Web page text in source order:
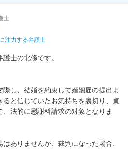
士
注力する弁護士
士の北條です。
し、結婚を約束して婚姻届の提出ま
ると信じていたお気持ちを裏切り、貞
法的に慰謝料請求の対象となりま
ありませんが、裁判になった場合、